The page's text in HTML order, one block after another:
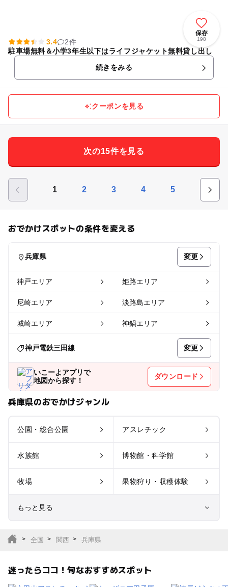
保存
198
3.4
2件
駐車場無料＆小学3年生以下はライフジャケット無料貸し出し
続きをみる
クーポンを見る
次の15件を見る
1 2 3 4 5
おでかけスポットの条件を変える
兵庫県 変更
神戸エリア 姫路エリア
尼崎エリア 淡路島エリア
城崎エリア 神鍋エリア
神戸電鉄三田線 変更
いこーよアプリで
地図から探す！
ダウンロード
兵庫県のおでかけジャンル
公園・総合公園 アスレチック
水族館 博物館・科学館
牧場 果物狩り・収穫体験
もっと見る
サファリパーク 植物園・フラワーパー
全国 関西 兵庫県
迷ったらココ！旬なおすすめスポット